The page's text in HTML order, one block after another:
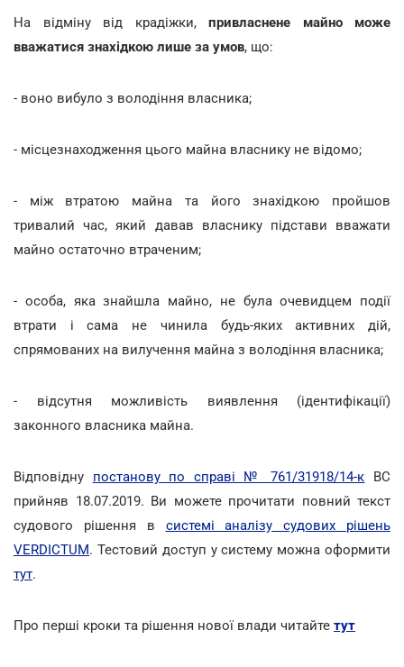
На відміну від крадіжки, привласнене майно може
вважатися знахідкою лише за умов, що:
- воно вибуло з володіння власника;
- місцезнаходження цього майна власнику не відомо;
- між втратою майна та його знахідкою пройшов
тривалий час, який давав власнику підстави вважати
майно остаточно втраченим;
- особа, яка знайшла майно, не була очевидцем події
втрати і сама не чинила будь-яких активних дій,
спрямованих на вилучення майна з володіння власника;
- відсутня можливість виявлення (ідентифікації)
законного власника майна.
Відповідну постанову по справі № 761/31918/14-к ВС
прийняв 18.07.2019. Ви можете прочитати повний текст
судового рішення в системі аналізу судових рішень
VERDICTUM. Тестовий доступ у систему можна оформити
тут.
Про перші кроки та рішення нової влади читайте тут